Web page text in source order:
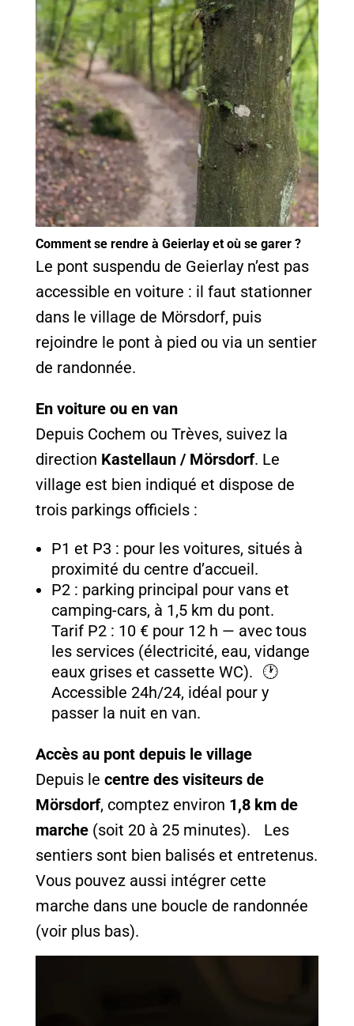
Comment se rendre à Geierlay et où se garer ?
Le pont suspendu de Geierlay n’est pas
accessible en voiture : il faut stationner
dans le village de Mörsdorf, puis
rejoindre le pont à pied ou via un sentier
de randonnée.
En voiture ou en van
Depuis Cochem ou Trèves, suivez la
direction Kastellaun / Mörsdorf. Le
village est bien indiqué et dispose de
trois parkings officiels :
P1 et P3 : pour les voitures, situés à
proximité du centre d’accueil.
P2 : parking principal pour vans et
camping-cars, à 1,5 km du pont.
Tarif P2 : 10 € pour 12 h — avec tous
les services (électricité, eau, vidange
eaux grises et cassette WC). 🕐
Accessible 24h/24, idéal pour y
passer la nuit en van.
Accès au pont depuis le village
Depuis le centre des visiteurs de
Mörsdorf, comptez environ 1,8 km de
marche(soit 20 à 25 minutes). Les
sentiers sont bien balisés et entretenus.
Vous pouvez aussi intégrer cette
marche dans une boucle de randonnée
(voir plus bas).